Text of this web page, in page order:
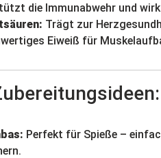
die Immunabwehr und
Trägt zur
Eiweiß für
Perfekt für Spieße –